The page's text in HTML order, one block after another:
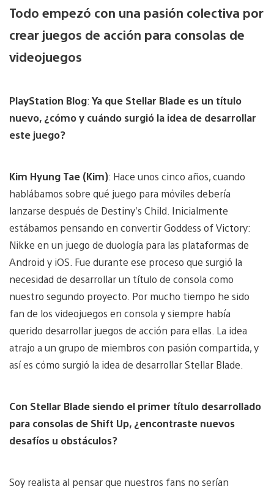
Todo empezó con una pasión colectiva por
crear juegos de acción para consolas de
videojuegos
PlayStation Blog: Ya que Stellar Blade es un título
nuevo, ¿cómo y cuándo surgió la idea de desarrollar
este juego?
Kim Hyung Tae (Kim): Hace unos cinco años, cuando
hablábamos sobre qué juego para móviles debería
lanzarse después de Destiny’s Child. Inicialmente
estábamos pensando en convertir Goddess of Victory:
Nikke en un juego de duología para las plataformas de
Android y iOS. Fue durante ese proceso que surgió la
necesidad de desarrollar un título de consola como
nuestro segundo proyecto. Por mucho tiempo he sido
fan de los videojuegos en consola y siempre había
querido desarrollar juegos de acción para ellas. La idea
atrajo a un grupo de miembros con pasión compartida, y
así es cómo surgió la idea de desarrollar Stellar Blade.
Con Stellar Blade siendo el primer título desarrollado
para consolas de Shift Up, ¿encontraste nuevos
desafíos u obstáculos?
Soy realista al pensar que nuestros fans no serían